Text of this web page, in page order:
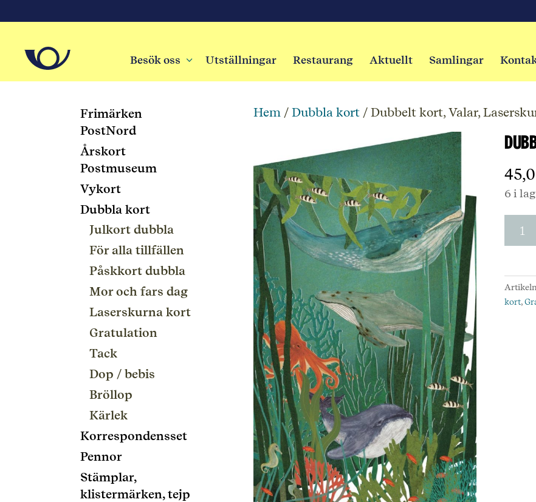
Besök oss 3 Utställningar Restaurang Aktuellt Samlingar
Hem / Dubbla kort / Dubbelt kort, Valar,
6 i
kort,
Valar,
kort,
Frimärken
PostNord
Årskort
Postmuseum
Vykort
Dubbla kort
Julkort dubbla
För alla tillfällen
Påskkort dubbla
Mor och fars dag
Laserskurna kort
Gratulation
Tack
Dop / bebis
Bröllop
Kärlek
Korrespondensset
Pennor
Stämplar,
klistermärken, tejp